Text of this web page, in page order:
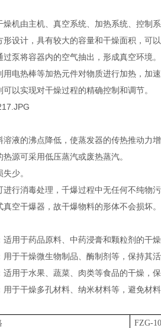
燥机由主机、真空系统、加热系统、控制系
形设计，具有较大的容量和干燥面积，可
过泵将容器内的空气抽出，形成真空环境。
用电热棒等加热元件对物质进行加热，加速
可以实现对干燥过程的精确控制和调节。
溶液的沸点降低，使蒸发器的传热推动力
热源可采用低压蒸汽或废热蒸汽。
少。
进行消毒处理，千爆过程中无任何不纯物污
真空干爆器，故干爆物料的形体不会损坏。
适用于药品原料、中药浸膏和颗粒剂的干
用于干燥微生物制品、酶制剂等，保持其活
适用于水果、蔬菜、肉类等食品的干燥，
用于干燥多孔材料、纳米材料等，避免材料
FZG-10